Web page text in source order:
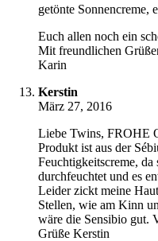
getönte Sonnencreme,
Euch allen noch ein
Mit freundlichen
Karin
Kerstin
März 27, 2016
Liebe Twins, FROHE
Produkt ist aus der
Feuchtigkeitscreme,
durchfeuchtet und es
Leider zickt meine
Stellen, wie am Kinn
wäre die Sensibio gut.
Grüße Kerstin